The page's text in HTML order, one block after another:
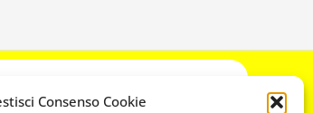
Consenso Cookie